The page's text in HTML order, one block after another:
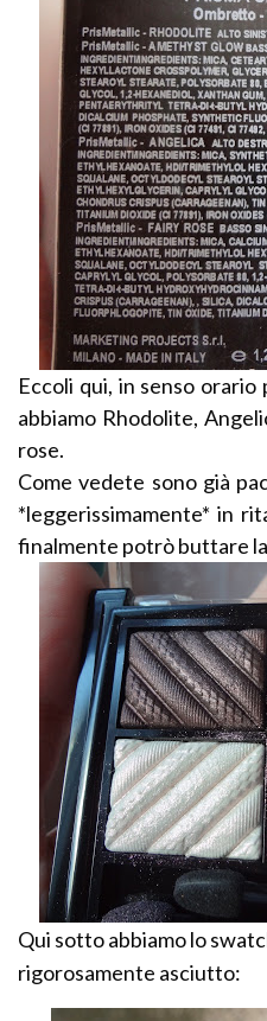
Eccoli qui, in senso
abbiamo Rhodolite,
rose.
Come vedete sono già
*leggerissimamente* in
finalmente potrò buttare
Qui sotto abbiamo lo
rigorosamente asciutto: